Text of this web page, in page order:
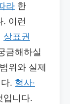
라 한
. 이런
상표권
금해하실
범위와 실제
. 형사·
입니다.